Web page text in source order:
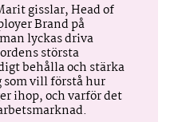
gisslar, Head of
Brand på
lyckas driva
största
behålla och stärka
vill förstå hur
ihop, och varför det